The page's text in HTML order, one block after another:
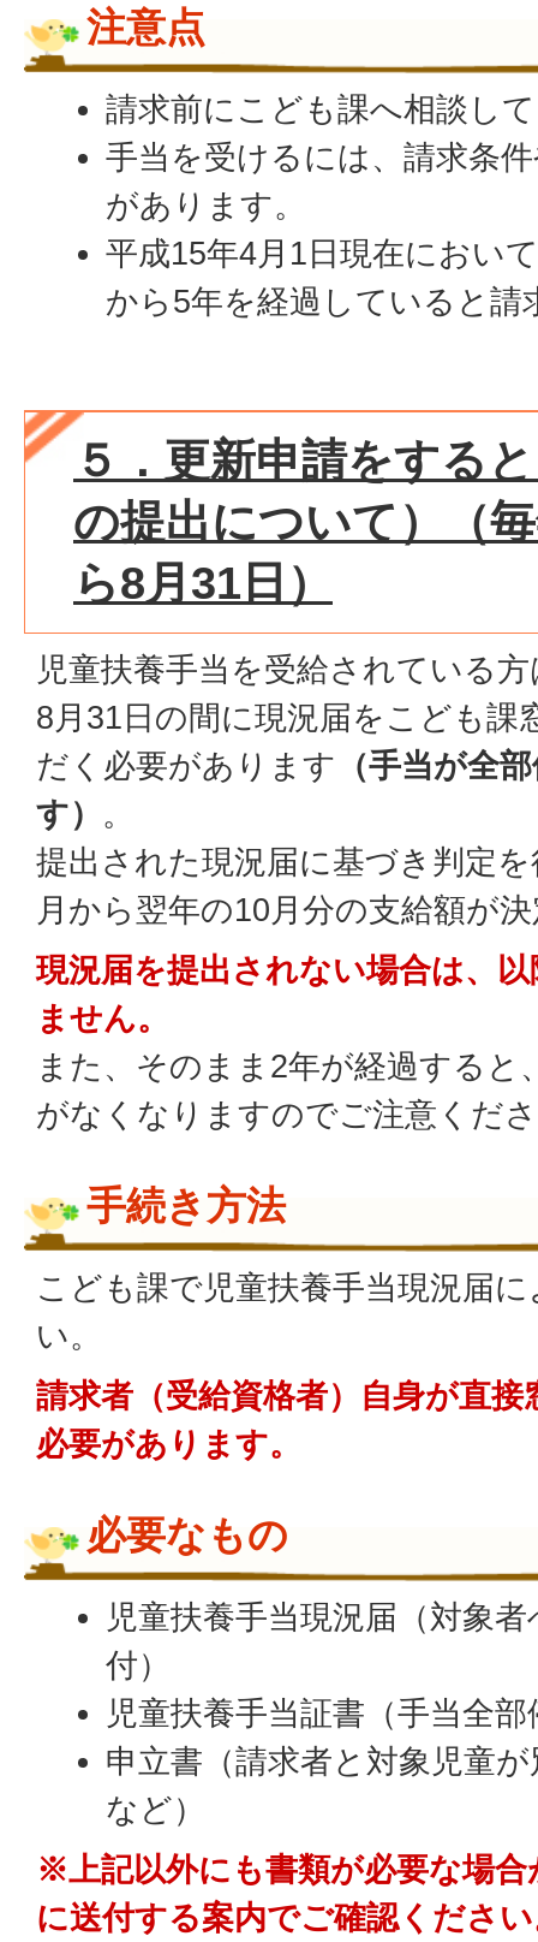
注意点
請求前にこども課へ相談し
手当を受けるには、請求条
があります。
平成15年4月1日現在におい
から5年を経過していると請
５．更新申請をする
の提出について）（
ら8月31日）
児童扶養手当を受給されている
8月31日の間に現況届をこども課
だく必要があります （手当が全
す） 。
提出された現況届に基づき判定
月から翌年の10月分の支給額が
現況届を提出されない場合は、
ません。
また、そのまま2年が経過すると
がなくなりますのでご注意くだ
手続き方法
こども課で児童扶養手当現況届
い。
請求者（受給資格者）自身が直
必要があります。
必要なもの
児童扶養手当現況届（対象
付）
児童扶養手当証書（手当全
申立書（請求者と対象児童
など）
※上記以外にも書類が必要な場
に送付する案内でご確認くださ